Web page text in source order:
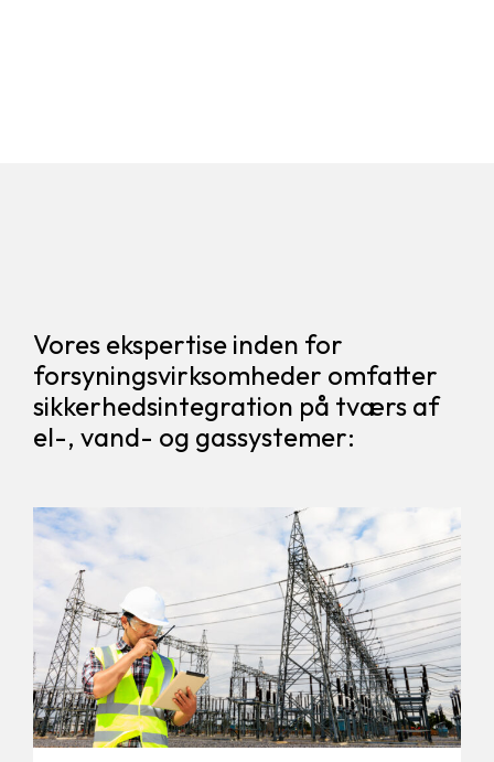
Vores ekspertise inden for
forsyningsvirksomheder omfatter
sikkerhedsintegration på tværs af
el-, vand- og gassystemer: